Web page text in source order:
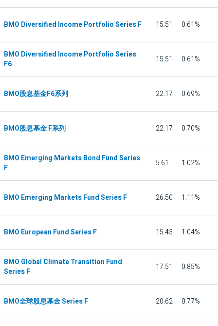
BMO Diversified Income Portfolio Series F 15.51 0.61%
BMO Diversified Income Portfolio Series
F6
15.51 0.61%
BMO股息基金F6系列 22.17 0.69%
BMO股息基金 F系列 22.17 0.70%
BMO Emerging Markets Bond Fund Series
F
5.61 1.02%
BMO Emerging Markets Fund Series F 26.50 1.11%
BMO European Fund Series F 15.43 1.04%
BMO Global Climate Transition Fund
Series F
17.51 0.85%
BMO全球股息基金 Series F 20.62 0.77%